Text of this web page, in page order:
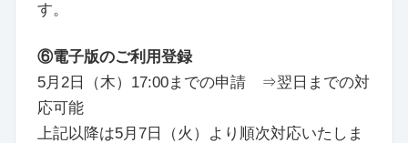
す。
⑥電子版のご利用登録
5月2日（木）17:00までの申請 ⇒翌日までの対
応可能
上記以降は5月7日（火）より順次対応いたしま